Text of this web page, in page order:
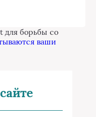
для борьбы со
ваши